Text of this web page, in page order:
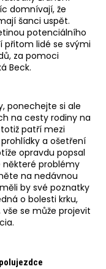
domnívají, že
šanci uspět.
potenciálního
přitom lidé se svými
za pomoci
Beck.
ponechejte si ale
na cesty rodiny na
patří mezi
a ošetření
opravdu popsal
některé problémy
na nedávnou
by své poznatky
o bolesti krku,
se může projevit